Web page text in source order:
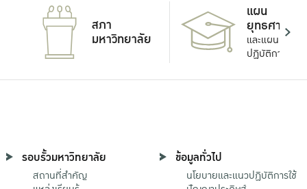
สภา
มหาวิทยาลัย
แผน
ยุทธศาสตร์
และแผน
ปฏิบัติการ
รอบรั้วมหาวิทยาลัย
สถานที่สำคัญ
ข้อมูลทั่วไป
นโยบายและแนวปฏิบัติการใช้